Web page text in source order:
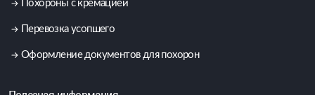
Похороны с кремацией
Перевозка усопшего
Оформление документов для похорон